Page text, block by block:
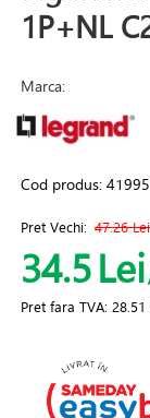
1P+NL
Marca:
Cod produs:
Pret Vechi: 47.26
34.5
Pret fara TVA:28.51